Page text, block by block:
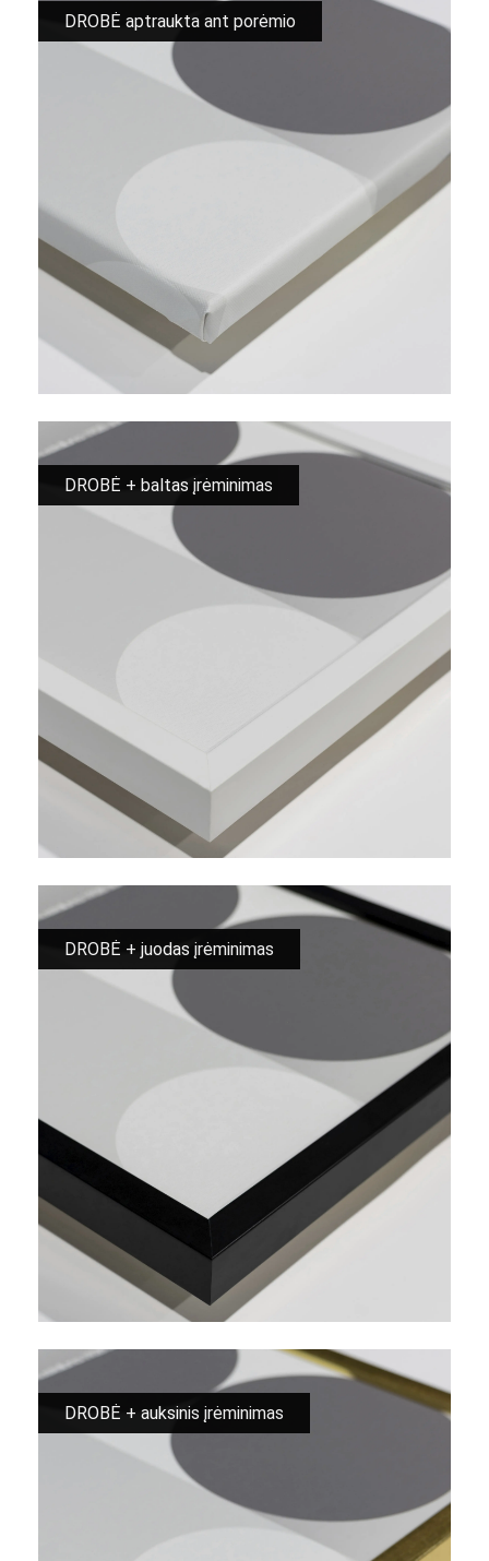
DROBĖ aptraukta ant porėmio
DROBĖ + baltas įrėminimas
DROBĖ + juodas įrėminimas
DROBĖ + auksinis įrėminimas